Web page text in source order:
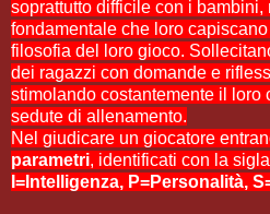
soprattutto difficile con i bambini,
fondamentale che loro
filosofia del loro gioco.
dei ragazzi con domande e
stimolando costantemente il loro
sedute di allenamento.
Nel giudicare un giocatore
parametri, identificati con la sigla
I=Intelligenza, P=Personalità,